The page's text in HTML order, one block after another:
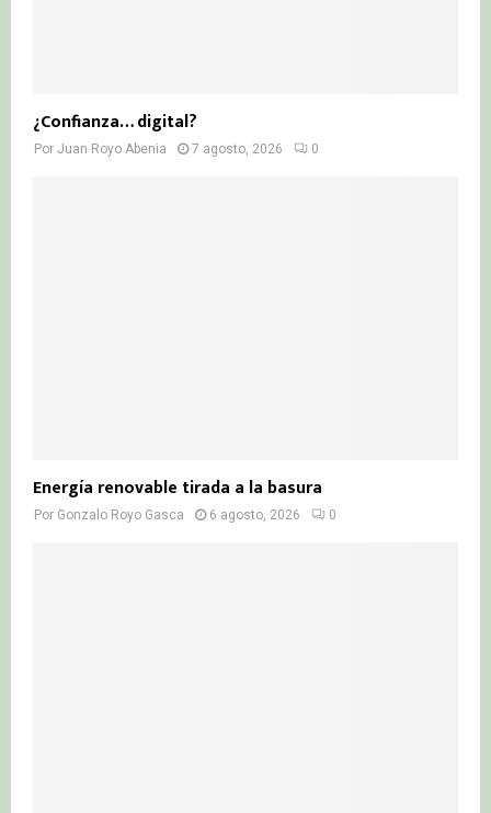
¿Confianza… digital?
Por Juan Royo Abenia 7 agosto, 2026 0
Energía renovable tirada a la basura
Por Gonzalo Royo Gasca 6 agosto, 2026 0